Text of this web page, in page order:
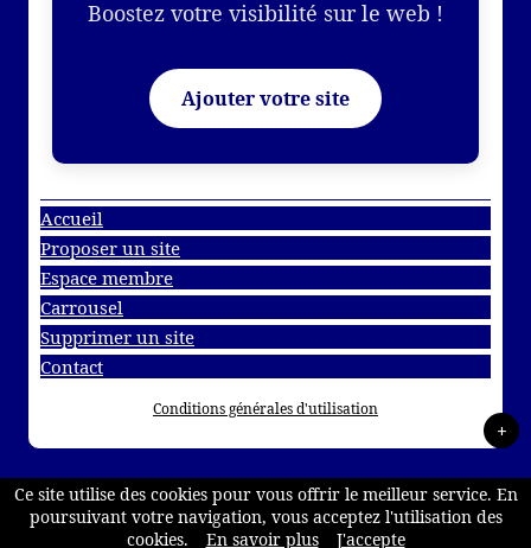
Boostez votre visibilité sur le web !
Ajouter votre site
Accueil
Proposer un site
Espace membre
Carrousel
Supprimer un site
Contact
Conditions générales d'utilisation
+
Ce site utilise des cookies pour vous offrir le meilleur service. En
poursuivant votre navigation, vous acceptez l'utilisation des
cookies.
En savoir plus J'accepte